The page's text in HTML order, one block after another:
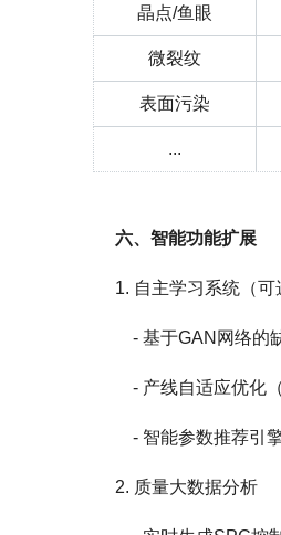
晶点/鱼眼
微裂纹
表面污染
...
六、智能功能扩展
1. 自主学习系统（可
- 基于GAN网络的
- 产线自适应优化
- 智能参数推荐引擎
2. 质量大数据分析